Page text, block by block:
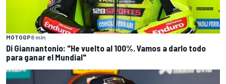
MOTOGP8 min
Di Giannantonio: "He vuelto al 100%. Vamos a darlo todo
para ganar el Mundial"